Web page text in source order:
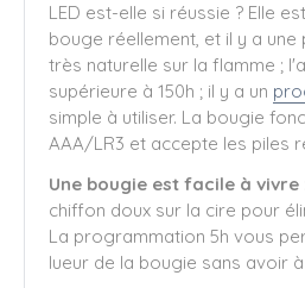
LED est-elle si réussie ? Elle
bouge réellement, et il y a
très naturelle sur la flamme ;
supérieure à 150h ; il y a un
simple à utiliser. La bougie
AAA/LR3 et accepte les piles
Une bougie est facile à vivre
chiffon doux sur la cire pour
La programmation 5h vous
lueur de la bougie sans avoir